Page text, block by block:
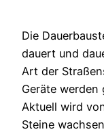
Die
dauert und
Art der
Geräte
Aktuell wird
Steine